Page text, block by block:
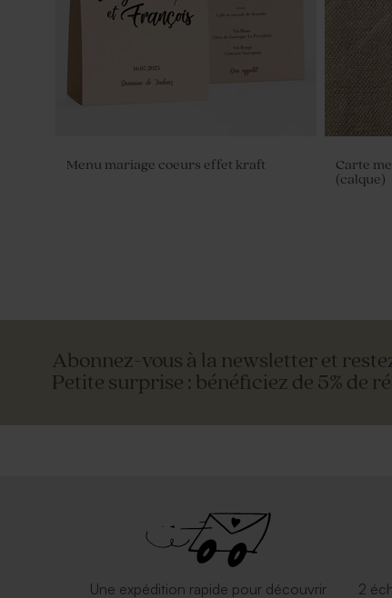
Menu mariage coeurs effet kraft
Carte
(calque)
Abonnez-vous à la newsletter et
Petite surprise : bénéficiez de 5% de
Une expédition rapide pour découvrir 2